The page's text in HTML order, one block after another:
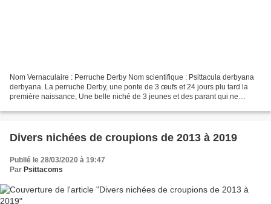
Nom Vernaculaire : Perruche Derby Nom scientifique : Psittacula derbyana
derbyana. La perruche Derby, une ponte de 3 œufs et 24 jours plu tard la
première naissance, Une belle niché de 3 jeunes et des parant qui ne
Divers nichées de croupions de 2013 à 2019
Publié le 28/03/2020 à 19:47
Par Psittacoms